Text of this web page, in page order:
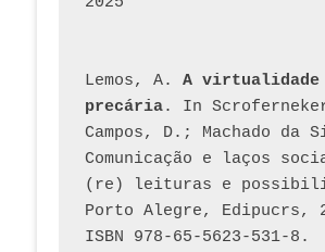
Lemos, A. A virtualidade
precária. In
Campos, D.; Machado da
Comunicação e laços
(re) leituras e
Porto Alegre, Edipucrs,
ISBN 978-65-5623-531-8.